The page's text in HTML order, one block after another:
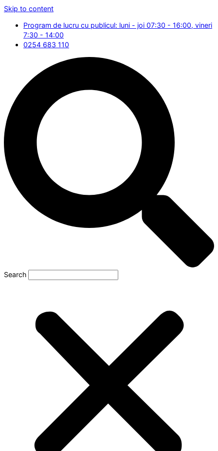
Skip to content
Program de lucru cu publicul: luni - joi 07:30 - 16:00, vineri
7:30 - 14:00
0254 683 110
Search